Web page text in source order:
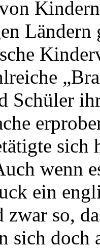
Schüler
sich
wenn
ein
zwar so,
sich